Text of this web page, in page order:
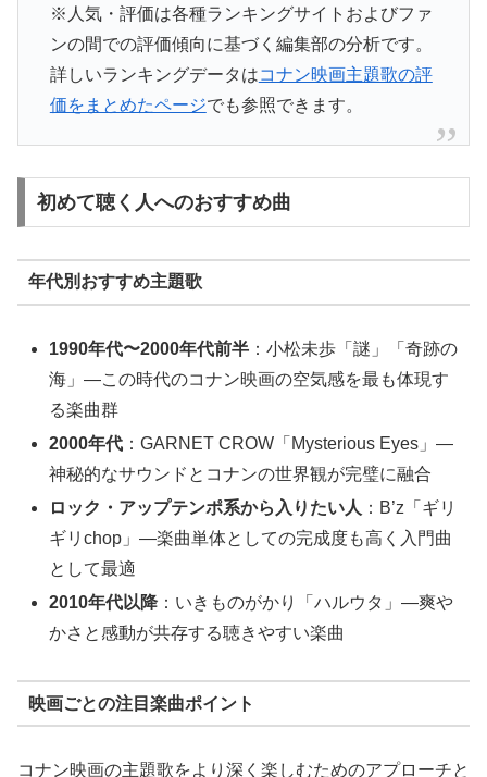
※人気・評価は各種ランキングサイトおよびファ
ンの間での評価傾向に基づく編集部の分析です。
詳しいランキングデータはコナン映画主題歌の評
価をまとめたページでも参照できます。
初めて聴く人へのおすすめ曲
年代別おすすめ主題歌
1990年代〜2000年代前半 ：小松未歩「謎」「奇跡の
海」—この時代のコナン映画の空気感を最も体現す
る楽曲群
2000年代 ：GARNET CROW「Mysterious Eyes」—
神秘的なサウンドとコナンの世界観が完璧に融合
ロック・アップテンポ系から入りたい人 ：B’z「ギリ
ギリchop」—楽曲単体としての完成度も高く入門曲
として最適
2010年代以降 ：いきものがかり「ハルウタ」—爽や
かさと感動が共存する聴きやすい楽曲
映画ごとの注目楽曲ポイント
コナン映画の主題歌をより深く楽しむためのアプローチと